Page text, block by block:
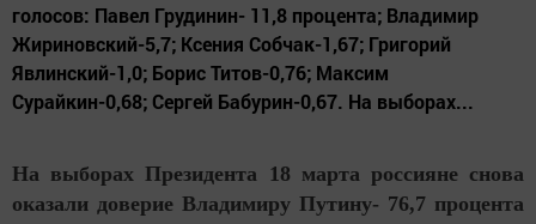
голосов: Павел Грудинин- 11,8 процента; Владимир
Жириновский-5,7; Ксения Собчак-1,67; Григорий
Явлинский-1,0; Борис Титов-0,76; Максим
Сурайкин-0,68; Сергей Бабурин-0,67. На выборах...
На выборах Президента 18 марта россияне снова
оказали доверие Владимиру Путину- 76,7 процента